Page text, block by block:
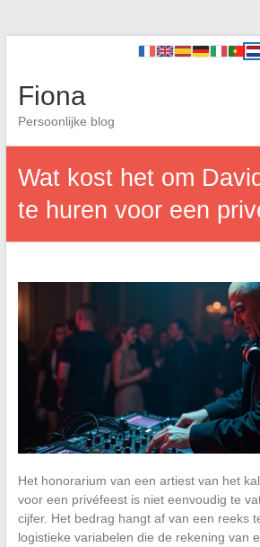
Fiona
Persoonlijke blog
Wat kost het om
te huren voor een
Het honorarium van een artiest van het
voor een privéfeest is niet eenvoudig te
cijfer. Het bedrag hangt af van een reeks
logistieke variabelen die de rekening van